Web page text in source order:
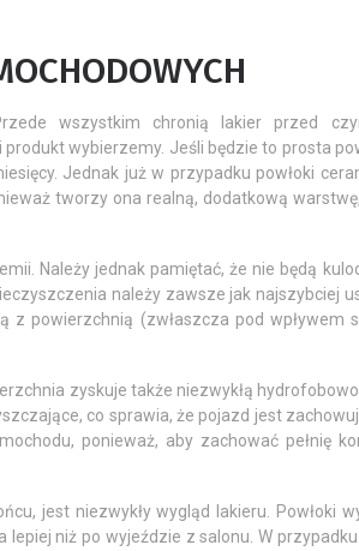
wszystkim chronią lakier przed
wybierzemy. Jeśli będzie to prosta
Jednak już w przypadku powłoki
tworzy ona realną, dodatkową
Należy jednak pamiętać, że nie będą
należy zawsze jak najszybciej
powierzchnią (zwłaszcza pod wpływem
zyskuje także niezwykłą
co sprawia, że pojazd jest
ponieważ, aby zachować pełnię
jest niezwykły wygląd lakieru. Powłoki
niż po wyjeździe z salonu. W przypadku
w zimie? Czy
produkty do pielęgnacji
Ich...